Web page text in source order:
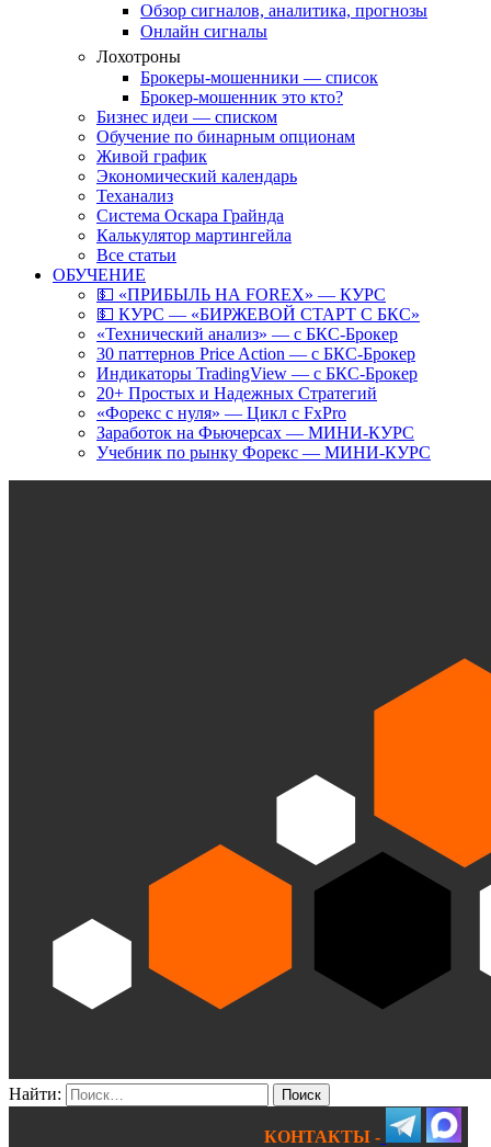
Обзор сигналов, аналитика, прогнозы
Онлайн сигналы
Лохотроны
Брокеры-мошенники — список
Брокер-мошенник это кто?
Бизнес идеи — списком
Обучение по бинарным опционам
Живой график
Экономический календарь
Теханализ
Система Оскара Грайнда
Калькулятор мартингейла
Все статьи
ОБУЧЕНИЕ
💵 «ПРИБЫЛЬ НА FOREX» — КУРС
💵 КУРС — «БИРЖЕВОЙ СТАРТ С БКС»
«Технический анализ» — с БКС-Брокер
30 паттернов Price Action — с БКС-Брокер
Индикаторы TradingView — с БКС-Брокер
20+ Простых и Надежных Стратегий
«Форекс с нуля» — Цикл с FxPro
Заработок на Фьючерсах — МИНИ-КУРС
Учебник по рынку Форекс — МИНИ-КУРС
Найти:
КОНТАКТЫ -